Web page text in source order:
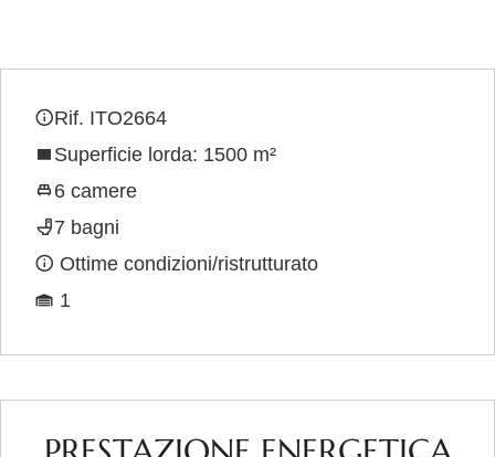
Rif. ITO2664
Superficie lorda: 1500 m²
6 camere
7 bagni
Ottime condizioni/ristrutturato
1